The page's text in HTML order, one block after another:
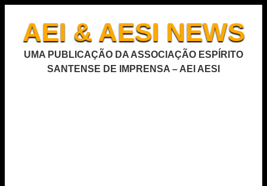
AEI & AESI NEWS
UMA PUBLICAÇÃO DA ASSOCIAÇÃO ESPÍRITO
SANTENSE DE IMPRENSA – AEI AESI